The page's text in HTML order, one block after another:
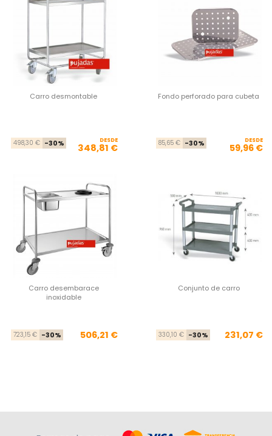
Carro desmontable
Precio base
498,30 € -30% Precio
DESDE
348,81 €
Fondo perforado para cubeta
85,65 € -30% DESDE
59,96 €
Carro desembarace
inoxidable
Precio base
723,15 € -30% Precio
506,21 €
Conjunto de carro
330,10 € -30% 231,07 €